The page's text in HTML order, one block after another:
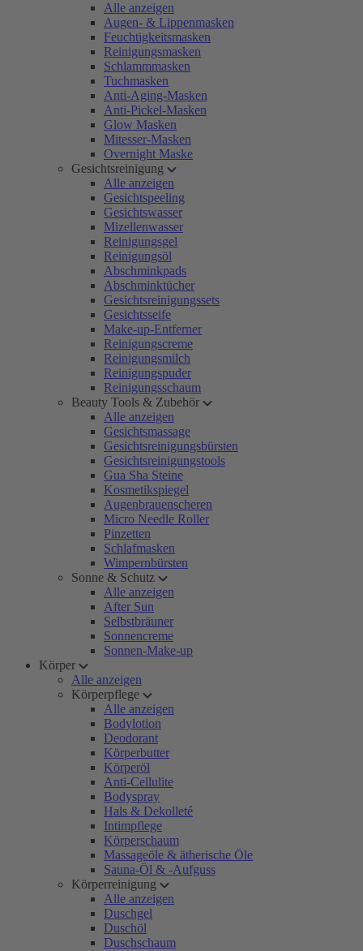
Alle anzeigen
Augen- & Lippenmasken
Feuchtigkeitsmasken
Reinigungsmasken
Schlammmasken
Tuchmasken
Anti-Aging-Masken
Anti-Pickel-Masken
Glow Masken
Mitesser-Masken
Overnight Maske
Gesichtsreinigung
Alle anzeigen
Gesichtspeeling
Gesichtswasser
Mizellenwasser
Reinigungsgel
Reinigungsöl
Abschminkpads
Abschminktücher
Gesichtsreinigungssets
Gesichtsseife
Make-up-Entferner
Reinigungscreme
Reinigungsmilch
Reinigungspuder
Reinigungsschaum
Beauty Tools & Zubehör
Alle anzeigen
Gesichtsmassage
Gesichtsreinigungsbürsten
Gesichtsreinigungstools
Gua Sha Steine
Kosmetikspiegel
Augenbrauenscheren
Micro Needle Roller
Pinzetten
Schlafmasken
Wimpernbürsten
Sonne & Schutz
Alle anzeigen
After Sun
Selbstbräuner
Sonnencreme
Sonnen-Make-up
Körper
Alle anzeigen
Körperpflege
Alle anzeigen
Bodylotion
Deodorant
Körperbutter
Körperöl
Anti-Cellulite
Bodyspray
Hals & Dekolleté
Intimpflege
Körperschaum
Massageöle & ätherische Öle
Sauna-Öl & -Aufguss
Körperreinigung
Alle anzeigen
Duschgel
Duschöl
Duschschaum